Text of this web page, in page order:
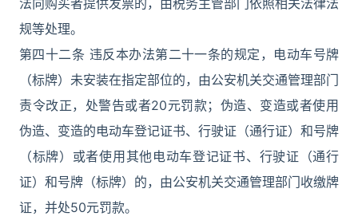
法向购买者提供发票的，由税务主管部门依照相关法律法
规等处理。
第四十二条 违反本办法第二十一条的规定，电动车号牌
（标牌）未安装在指定部位的，由公安机关交通管理部门
责令改正，处警告或者20元罚款；伪造、变造或者使用
伪造、变造的电动车登记证书、行驶证（通行证）和号牌
（标牌）或者使用其他电动车登记证书、行驶证（通行
证）和号牌（标牌）的，由公安机关交通管理部门收缴牌
证，并处50元罚款。